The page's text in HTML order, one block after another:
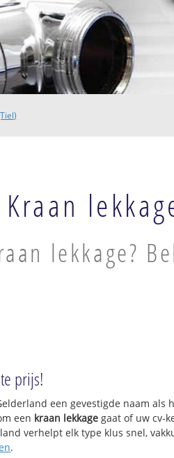
Kraan
lekkage?
prijs!
een gevestigde naam als
een kraan lekkage gaat of uw cv-
verhelpt elk type klus snel,
.